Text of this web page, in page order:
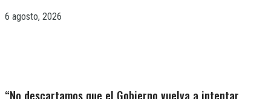
6 agosto, 2026
“No descartamos que el Gobierno vuelva a intentar